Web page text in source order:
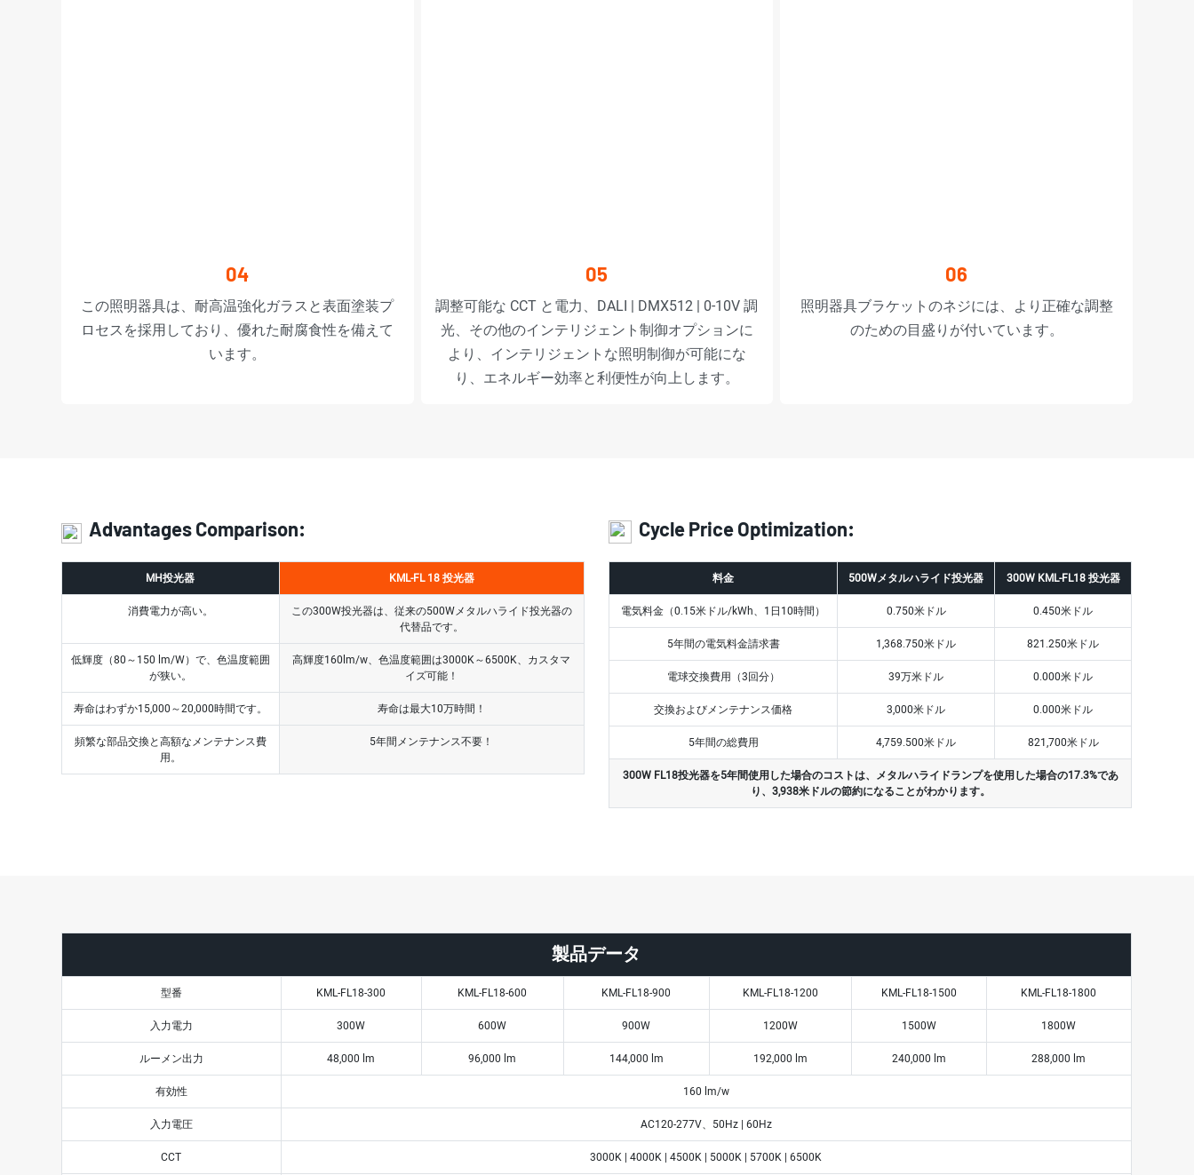
04
この照明器具は、耐高温強化ガラスと表面塗装プ
ロセスを採用しており、優れた耐腐食性を備えて
います。
05
調整可能な CCT と電力、DALI | DMX512 | 0-10V 調
光、その他のインテリジェント制御オプションに
より、インテリジェントな照明制御が可能にな
り、エネルギー効率と利便性が向上します。
06
照明器具ブラケットのネジには、より正確な調整
のための目盛りが付いています。
Advantages Comparison:
MH投光器 KML-FL 18 投光器
消費電力が高い。
この300W投光器は、従来の500Wメタルハライド投光器の
代替品です。
低輝度（80～150 lm/W）で、色温度範囲
が狭い。
高輝度160lm/w、色温度範囲は3000K～6500K、カスタマ
イズ可能！
寿命はわずか15,000～20,000時間です。 寿命は最大10万時間！
頻繁な部品交換と高額なメンテナンス費
用。
5年間メンテナンス不要！
Cycle Price Optimization:
料金 500Wメタルハライド投光器 300W KML-FL18 投光器
電気料金（0.15米ドル/kWh、1日10時間） 0.750米ドル 0.450米ドル
5年間の電気料金請求書 1,368.750米ドル 821.250米ドル
電球交換費用（3回分） 39万米ドル 0.000米ドル
交換およびメンテナンス価格 3,000米ドル 0.000米ドル
5年間の総費用 4,759.500米ドル 821,700米ドル
300W FL18投光器を5年間使用した場合のコストは、メタルハライドランプを使用した場合の17.3%であ
り、3,938米ドルの節約になることがわかります。
製品データ
型番 KML-FL18-300 KML-FL18-600 KML-FL18-900 KML-FL18-1200 KML-FL18-1500 KML-FL18-1800
入力電力 300W 600W 900W 1200W 1500W 1800W
ルーメン出力 48,000 lm 96,000 lm 144,000 lm 192,000 lm 240,000 lm 288,000 lm
有効性 160 lm/w
入力電圧 AC120-277V、50Hz | 60Hz
CCT 3000K | 4000K | 4500K | 5000K | 5700K | 6500K